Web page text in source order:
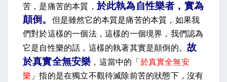
苦，是痛苦的本質， 於此執為自性樂者，實為
顛倒 。
但是雖然它的本質是痛苦的本質，如果我
們對於這樣的一個法，這樣的一個境界，我們認為
它是自性樂的話，這樣的執著其實是顛倒的。故
於真實全無安樂 ，這當中的「 於真實全無安
樂 」指的是在獨立不觀待滅除前苦的狀態下，沒有